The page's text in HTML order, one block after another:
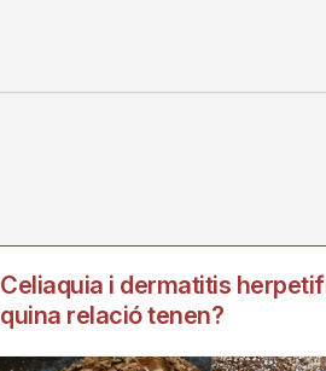
Celiaquia i dermatitis
quina relació tenen?